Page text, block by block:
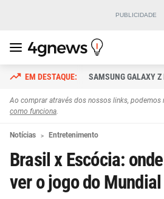
SAMSUNG GALAXY Z
Ao comprar através dos nossos links, podemos
como funciona.
Notícias Entretenimento
Brasil x Escócia:
ver o jogo do